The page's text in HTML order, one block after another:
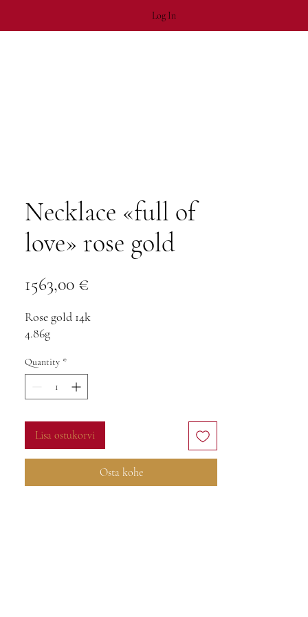
Log In
Necklace «full of
love» rose gold
1563,00 €
Rose gold 14k
4.86g
Quantity *
Lisa ostukorvi
Osta kohe